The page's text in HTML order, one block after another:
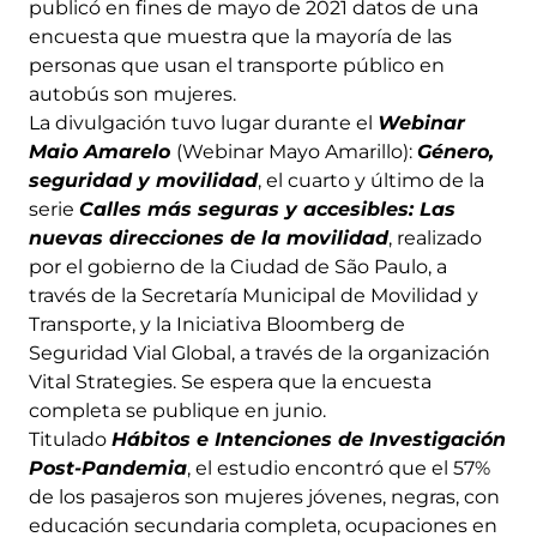
publicó en fines de mayo de 2021 datos de una
encuesta que muestra que la mayoría de las
personas que usan el transporte público en
autobús son mujeres.
La divulgación tuvo lugar durante el Webinar
Maio Amarelo (Webinar Mayo Amarillo): Género,
seguridad y movilidad, el cuarto y último de la
serie Calles más seguras y accesibles: Las
nuevas direcciones de la movilidad, realizado
por el gobierno de la Ciudad de São Paulo, a
través de la Secretaría Municipal de Movilidad y
Transporte, y la Iniciativa Bloomberg de
Seguridad Vial Global, a través de la organización
Vital Strategies. Se espera que la encuesta
completa se publique en junio.
Titulado Hábitos e Intenciones de Investigación
Post-Pandemia, el estudio encontró que el 57%
de los pasajeros son mujeres jóvenes, negras, con
educación secundaria completa, ocupaciones en